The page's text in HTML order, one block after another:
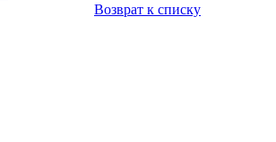
Возврат к списку